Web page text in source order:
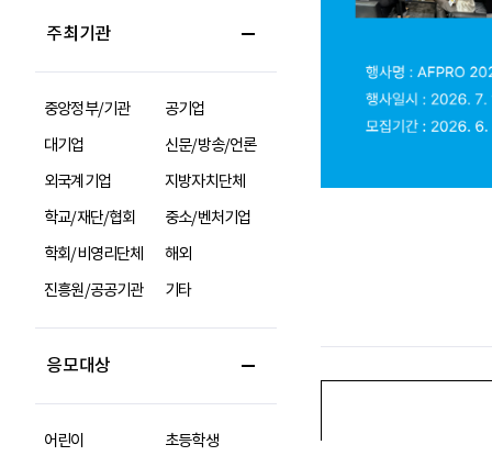
주최기관
중앙정부/기관
공기업
대기업
신문/방송/언론
외국계기업
지방자치단체
학교/재단/협회
중소/벤처기업
학회/비영리단체
해외
진흥원/공공기관
기타
응모대상
어린이
초등학생